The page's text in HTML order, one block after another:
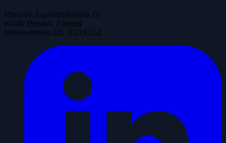
Maria01, Lapinlahdenkatu 16
00180 Helsinki, Finland
Unternehmens-ID: 3021922-2